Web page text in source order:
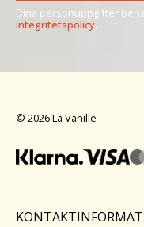
Dina personuppgifter
integritetspolicy.
© 2026 La Vanille